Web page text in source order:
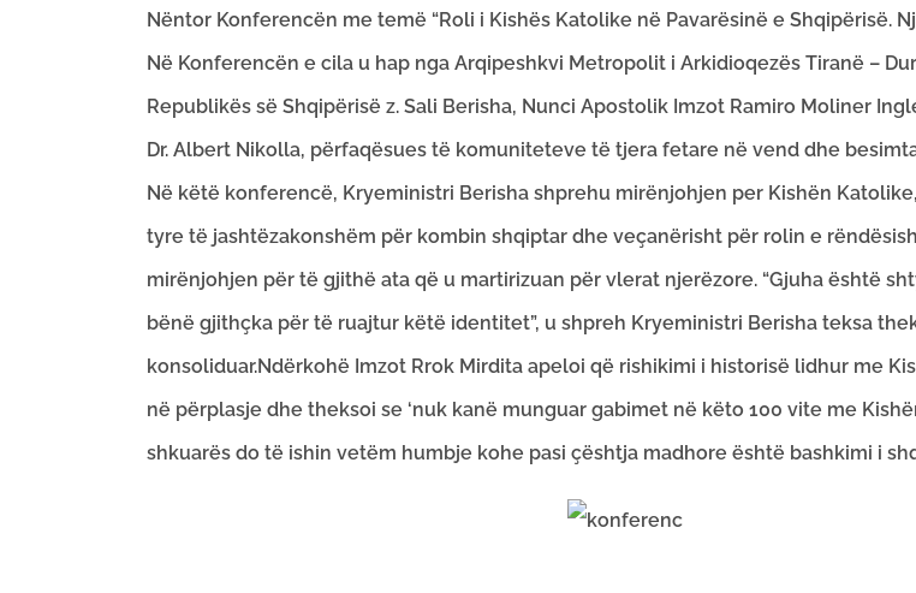
Nëntor Konferencën me temë “Roli i Kishës Katolike në Pavarësinë e Shqipërisë.
Në Konferencën e cila u hap nga Arqipeshkvi Metropolit i Arkidioqezës Tiranë –
Republikës së Shqipërisë z. Sali Berisha, Nunci Apostolik Imzot Ramiro Moliner
Dr. Albert Nikolla, përfaqësues të komuniteteve të tjera fetare në vend dhe
Në këtë konferencë, Kryeministri Berisha shprehu mirënjohjen per Kishën
tyre të jashtëzakonshëm për kombin shqiptar dhe veçanërisht për rolin e
mirënjohjen për të gjithë ata që u martirizuan për vlerat njerëzore. “Gjuha është
bënë gjithçka për të ruajtur këtë identitet”, u shpreh Kryeministri Berisha teksa
konsoliduar.Ndërkohë Imzot Rrok Mirdita apeloi që rishikimi i historisë lidhur me
në përplasje dhe theksoi se ‘nuk kanë munguar gabimet në këto 100 vite me
shkuarës do të ishin vetëm humbje kohe pasi çështja madhore është bashkimi i